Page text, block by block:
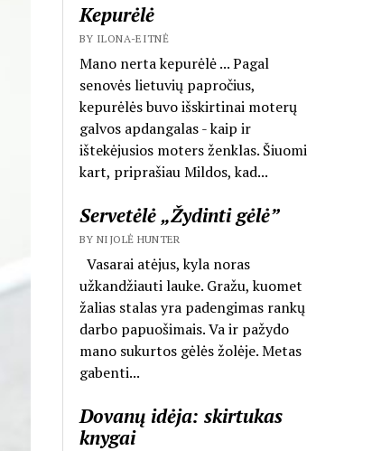
Kepurėlė
BY ILONA-EITNĖ
Mano nerta kepurėlė ... Pagal
senovės lietuvių papročius,
kepurėlės buvo išskirtinai moterų
galvos apdangalas - kaip ir
ištekėjusios moters ženklas. Šiuomi
kart, priprašiau Mildos, kad...
Servetėlė „Žydinti gėlė”
BY NIJOLĖ HUNTER
Vasarai atėjus, kyla noras
užkandžiauti lauke. Gražu, kuomet
žalias stalas yra padengimas rankų
darbo papuošimais. Va ir pažydo
mano sukurtos gėlės žolėje. Metas
gabenti...
Dovanų idėja: skirtukas
knygai